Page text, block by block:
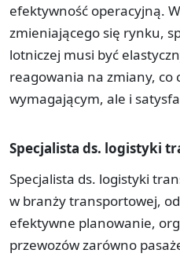
efektywność operacyjną.
zmieniającego się rynku,
lotniczej musi być
reagowania na zmiany, co
wymagającym, ale i
Specjalista ds. logistyki
Specjalista ds. logistyki
w branży transportowej,
efektywne planowanie,
przewozów zarówno